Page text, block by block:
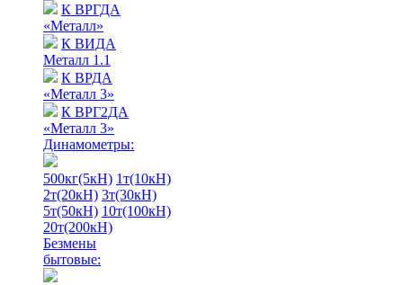
К ВРГДА
«Металл»
К ВИДА
Металл 1.1
К ВРДА
«Металл 3»
К ВРГ2ДА
«Металл 3»
Динамометры:
500кг(5кН) 1т(10кН)
2т(20кН) 3т(30кН)
5т(50кН) 10т(100кН)
20т(200кН)
Безмены
бытовые: